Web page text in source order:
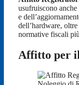
usufruiscono anche
e
dell’hardware,
normative fiscali
Affitto per